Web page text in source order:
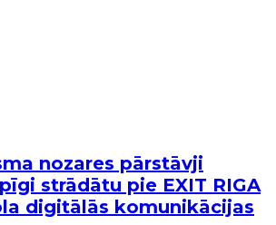
nozares pārstāvji
strādātu pie EXIT RIGA
digitālās komunikācijas